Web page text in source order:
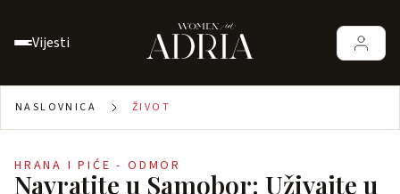
Vijesti
NASLOVNICA ŽIVOT
HRANA I PIĆE - ODMOR
Navratite u Samobor: Uživajte u